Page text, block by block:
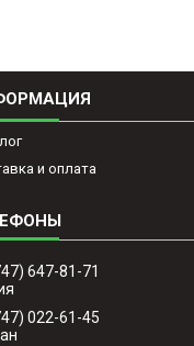
и оплата
647-81-71
022-61-45